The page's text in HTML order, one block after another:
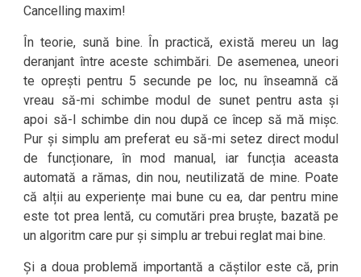
Cancelling maxim!
În teorie, sună bine. În practică, există mereu un lag
deranjant între aceste schimbări. De asemenea, uneori
te oprești pentru 5 secunde pe loc, nu înseamnă că
vreau să-mi schimbe modul de sunet pentru asta și
apoi să-l schimbe din nou după ce încep să mă mișc.
Pur și simplu am preferat eu să-mi setez direct modul
de funcționare, în mod manual, iar funcția aceasta
automată a rămas, din nou, neutilizată de mine. Poate
că alții au experiențe mai bune cu ea, dar pentru mine
este tot prea lentă, cu comutări prea bruște, bazată pe
un algoritm care pur și simplu ar trebui reglat mai bine.
Și a doua problemă importantă a căștilor este că, prin